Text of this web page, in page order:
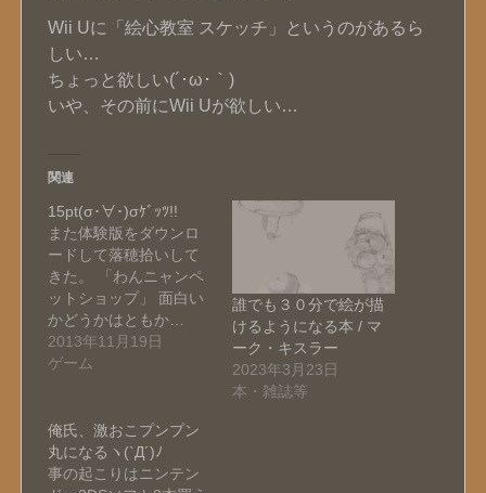
Wii Uに「絵心教室 スケッチ」というのがあるら
しい…
ちょっと欲しい(´･ω･｀)
いや、その前にWii Uが欲しい…
関連
15pt(σ･∀･)σｹﾞｯﾂ!!
また体験版をダウンロ
ードして落穂拾いして
きた。 「わんニャンペ
ットショップ」 面白い
かどうかはともか…
2013年11月19日
ゲーム
誰でも３０分で絵が描
けるようになる本 / マ
ーク・キスラー
2023年3月23日
本・雑誌等
俺氏、激おこプンプン
丸になるヽ(`Д´)ﾉ
事の起こりはニンテン